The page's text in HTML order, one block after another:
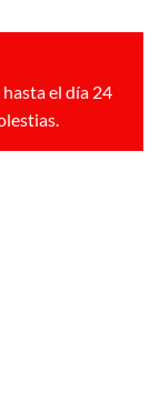
el día 24